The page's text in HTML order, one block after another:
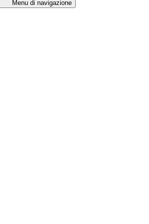
Menu di navigazione